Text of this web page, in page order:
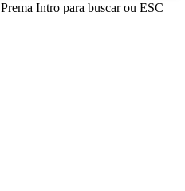
Prema Intro para buscar ou ESC